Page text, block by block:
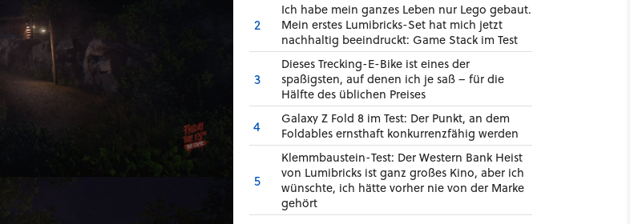
2
Ich habe mein ganzes Leben nur Lego gebaut.
Mein erstes Lumibricks-Set hat mich jetzt
nachhaltig beeindruckt: Game Stack im Test
3
Dieses Trecking-E-Bike ist eines der
spaßigsten, auf denen ich je saß – für die
Hälfte des üblichen Preises
4
Galaxy Z Fold 8 im Test: Der Punkt, an dem
Foldables ernsthaft konkurrenzfähig werden
5
Klemmbaustein-Test: Der Western Bank Heist
von Lumibricks ist ganz großes Kino, aber ich
wünschte, ich hätte vorher nie von der Marke
gehört